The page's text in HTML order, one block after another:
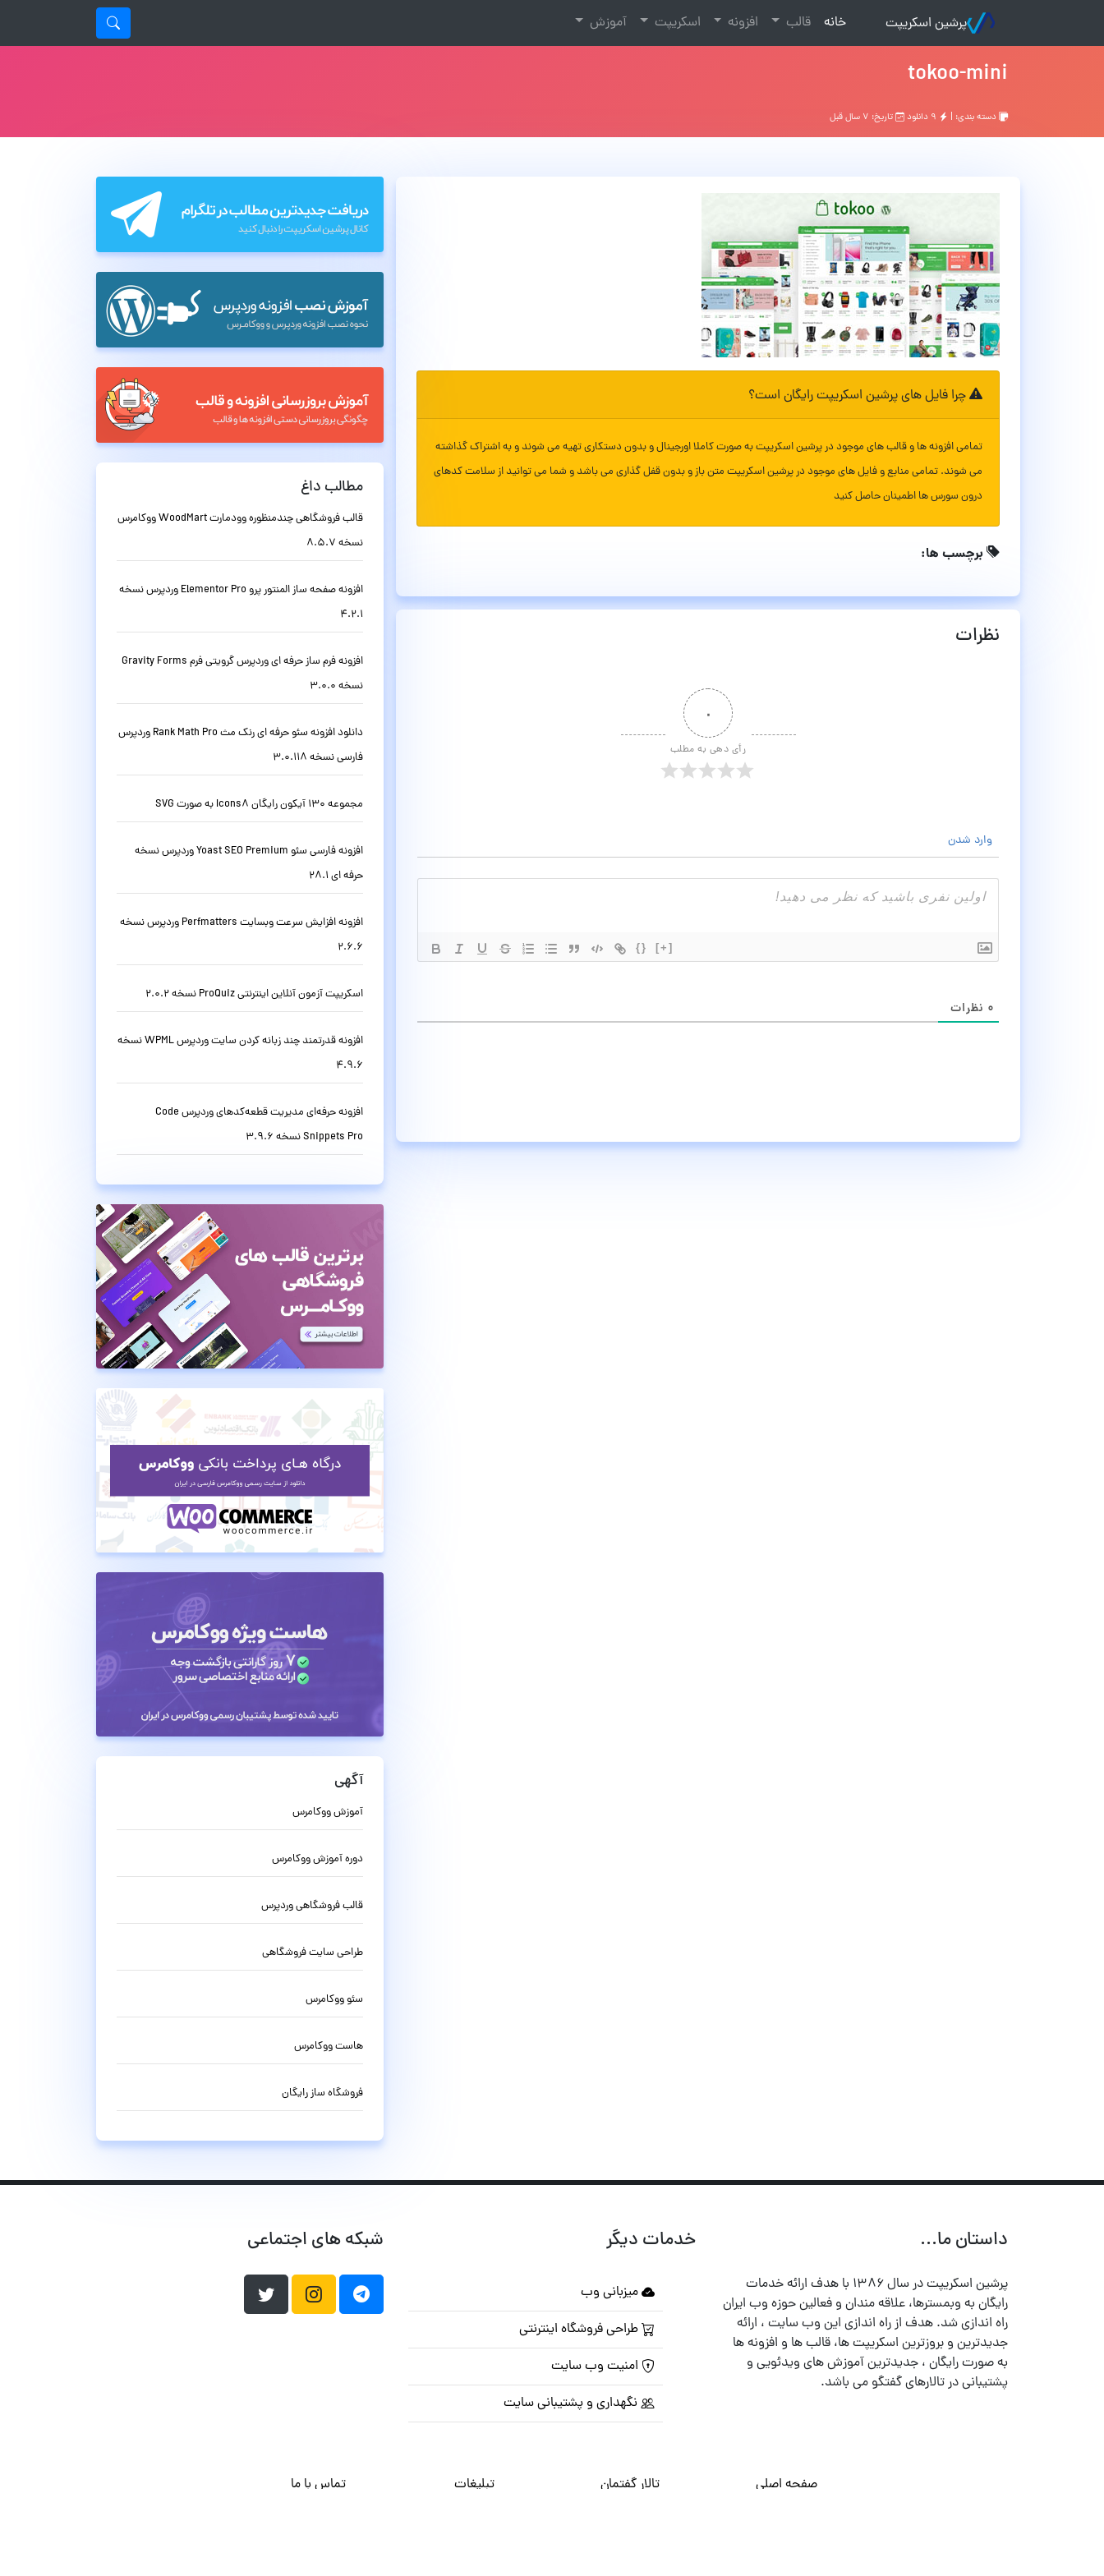
پرشین اسکریپت خانه
(current) قالب افزونه اسکریپت آموزش
tokoo-mini
دسته بندی: | تاریخ: ۷ سال قبل
چرا فایل های پرشین اسکریپت رایگان است؟
تمامی افزونه ها و قالب های موجود در پرشین اسکریپت به صورت کاملا اورجینال و بدون دستکاری تهیه می شوند و به اشتراک گذاشته
می شوند. تمامی منابع و فایل های موجود در پرشین اسکریپت متن باز و بدون قفل گذاری می باشد و شما می توانید از سلامت کدهای
درون سورس ها اطمینان حاصل کنید
برچسب ها:
نظرات
۰
رأی دهی به مطلب
وارد شدن
{} [+]
۰ نظرات
مطالب داغ
قالب فروشگاهی چندمنظوره وودمارت WoodMart ووکامرس
نسخه 8.5.7
افزونه صفحه ساز المنتور پرو Elementor Pro وردپرس نسخه
4.2.1
افزونه فرم ساز حرفه ای وردپرس گرویتی فرم Gravity Forms
نسخه 3.0.0
دانلود افزونه سئو حرفه ای رنک مث Rank Math Pro وردپرس
فارسی نسخه 3.0.118
مجموعه 130 آیکون رایگان Icons8 به صورت SVG
افزونه فارسی سئو Yoast SEO Premium وردپرس نسخه
حرفه ای 28.1
افزونه افزایش سرعت وبسایت Perfmatters وردپرس نسخه
2.6.6
اسکریپت آزمون آنلاین اینترنتی ProQuiz نسخه 2.0.2
افزونه قدرتمند چند زبانه کردن سایت وردپرس WPML نسخه
4.9.6
افزونه حرفه‌ای مدیریت قطعه‌کدهای وردپرس Code
Snippets Pro نسخه 3.9.6
آگهی
آموزش ووکامرس
دوره آموزش ووکامرس
قالب فروشگاهی وردپرس
طراحی سایت فروشگاهی
سئو ووکامرس
هاست ووکامرس
فروشگاه ساز رایگان
داستان ما...
پرشین اسکریپت در سال ۱۳۸۶ با هدف ارائه خدمات
رایگان به وبمسترها، علاقه مندان و فعالین حوزه وب ایران
راه اندازی شد. هدف از راه اندازی این وب سایت ، ارائه
جدیدترین و بروزترین اسکریپت ها، قالب ها و افزونه ها
به صورت رایگان ، جدیدترین آموزش های ویدئویی و
پشتیبانی در تالارهای گفتگو می باشد.
خدمات دیگر
میزبانی وب
طراحی فروشگاه اینترنتی
امنیت وب سایت
نگهداری و پشتیبانی سایت
شبکه های اجتماعی
صفحه اصلی تالار گفتمان تبلیغات تماس با ما